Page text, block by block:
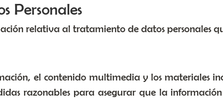
Personales
relativa al tratamiento de datos personales
el contenido multimedia y los materiales
razonables para asegurar que la